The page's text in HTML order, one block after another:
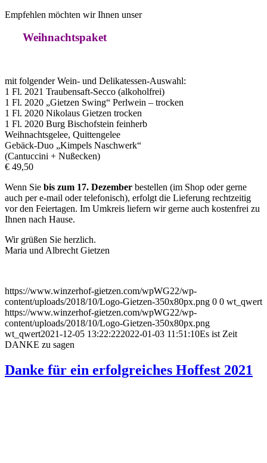
Empfehlen möchten wir Ihnen unser
Weihnachtspaket
mit folgender Wein- und Delikatessen-Auswahl:
1 Fl. 2021 Traubensaft-Secco (alkoholfrei)
1 Fl. 2020 „Gietzen Swing“ Perlwein – trocken
1 Fl. 2020 Nikolaus Gietzen trocken
1 Fl. 2020 Burg Bischofstein feinherb
Weihnachtsgelee, Quittengelee
Gebäck-Duo „Kimpels Naschwerk“
(Cantuccini + Nußecken)
€ 49,50
Wenn Sie bis zum 17. Dezember bestellen (im Shop oder gerne
auch per e-mail oder telefonisch), erfolgt die Lieferung rechtzeitig
vor den Feiertagen. Im Umkreis liefern wir gerne auch kostenfrei zu
Ihnen nach Hause.
Wir grüßen Sie herzlich.
Maria und Albrecht Gietzen
https://www.winzerhof-gietzen.com/wpWG22/wp-
content/uploads/2018/10/Logo-Gietzen-350x80px.png 0 0 wt_qwert
https://www.winzerhof-gietzen.com/wpWG22/wp-
content/uploads/2018/10/Logo-Gietzen-350x80px.png
wt_qwert2021-12-05 13:22:222022-01-03 11:51:10Es ist Zeit
DANKE zu sagen
Danke für ein erfolgreiches Hoffest 2021